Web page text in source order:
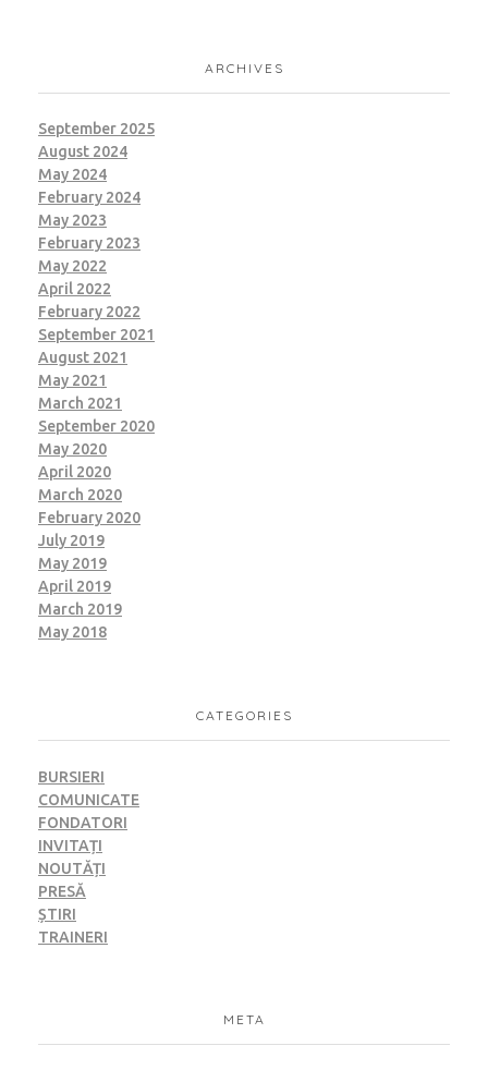
ARCHIVES
September 2025
August 2024
May 2024
February 2024
May 2023
February 2023
May 2022
April 2022
February 2022
September 2021
August 2021
May 2021
March 2021
September 2020
May 2020
April 2020
March 2020
February 2020
July 2019
May 2019
April 2019
March 2019
May 2018
CATEGORIES
BURSIERI
COMUNICATE
FONDATORI
INVITAȚI
NOUTĂȚI
PRESĂ
ȘTIRI
TRAINERI
META